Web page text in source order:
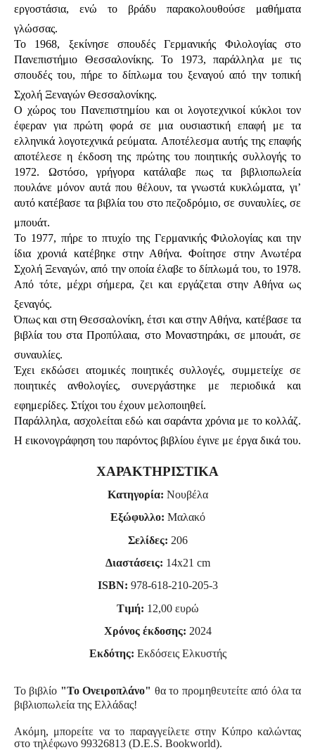
εργοστάσια, ενώ το βράδυ παρακολουθούσε μαθήματα
γλώσσας.
Το 1968, ξεκίνησε σπουδές Γερμανικής Φιλολογίας στο
Πανεπιστήμιο Θεσσαλονίκης. Το 1973, παράλληλα με τις
σπουδές του, πήρε το δίπλωμα του ξεναγού από την τοπική
Σχολή Ξεναγών Θεσσαλονίκης.
Ο χώρος του Πανεπιστημίου και οι λογοτεχνικοί κύκλοι τον
έφεραν για πρώτη φορά σε μια ουσιαστική επαφή με τα
ελληνικά λογοτεχνικά ρεύματα. Αποτέλεσμα αυτής της επαφής
αποτέλεσε η έκδοση της πρώτης του ποιητικής συλλογής το
1972. Ωστόσο, γρήγορα κατάλαβε πως τα βιβλιοπωλεία
πουλάνε μόνον αυτά που θέλουν, τα γνωστά κυκλώματα, γι’
αυτό κατέβασε τα βιβλία του στο πεζοδρόμιο, σε συναυλίες, σε
μπουάτ.
Το 1977, πήρε το πτυχίο της Γερμανικής Φιλολογίας και την
ίδια χρονιά κατέβηκε στην Αθήνα. Φοίτησε στην Ανωτέρα
Σχολή Ξεναγών, από την οποία έλαβε το δίπλωμά του, το 1978.
Από τότε, μέχρι σήμερα, ζει και εργάζεται στην Αθήνα ως
ξεναγός.
Όπως και στη Θεσσαλονίκη, έτσι και στην Αθήνα, κατέβασε τα
βιβλία του στα Προπύλαια, στο Μοναστηράκι, σε μπουάτ, σε
συναυλίες.
Έχει εκδώσει ατομικές ποιητικές συλλογές, συμμετείχε σε
ποιητικές ανθολογίες, συνεργάστηκε με περιοδικά και
εφημερίδες. Στίχοι του έχουν μελοποιηθεί.
Παράλληλα, ασχολείται εδώ και σαράντα χρόνια με το κολλάζ.
Η εικονογράφηση του παρόντος βιβλίου έγινε με έργα δικά του.
ΧΑΡΑΚΤΗΡΙΣΤΙΚΑ
Κατηγορία: Νουβέλα
Εξώφυλλο: Μαλακό
Σελίδες: 206
Διαστάσεις: 14x21 cm
ISBN: 978-618-210-205-3
Τιμή: 12,00 ευρώ
Χρόνος έκδοσης: 2024
Εκδότης: Εκδόσεις Ελκυστής
Το βιβλίο "Το Ονειροπλάνο" θα το προμηθευτείτε από όλα τα
βιβλιοπωλεία της Ελλάδας!
Ακόμη, μπορείτε να το παραγγείλετε στην Κύπρο καλώντας
στο τηλέφωνο 99326813 (D.E.S. Bookworld).